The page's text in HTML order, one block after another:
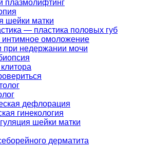
плазмолифтинг
шейки матки
— пластика половых губ
интимное омоложение
при недержании мочи
дефлорация
гинекология
шейки матки
дерматита